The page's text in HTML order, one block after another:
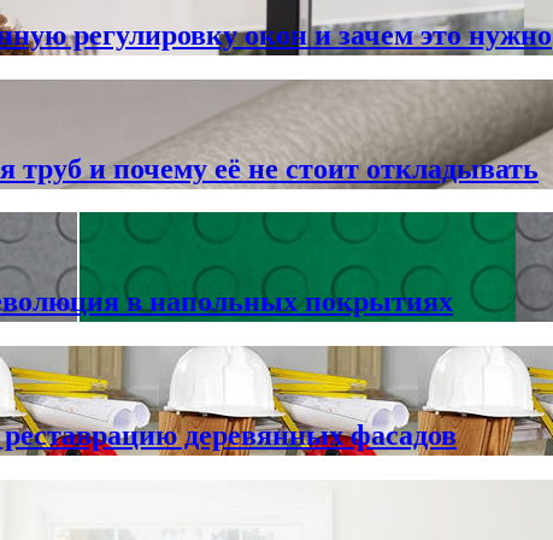
регулировку окон и зачем это нужно
труб и почему её не стоит откладывать
в напольных покрытиях
деревянных фасадов